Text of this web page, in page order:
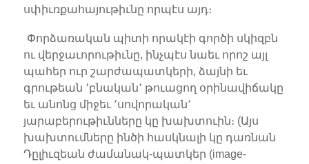
սփիւռքահայութիւնը որպէս այդ։
Փորձառական պիտի որակէի գործի սկիզբն
ու վերջաւորութիւնը, ինչպէս նաեւ որոշ այլ
պահեր ուր շարժապատկերի, ձայնի եւ
գրութեան ՚բնական՚ թուացող օրինավիճակը
եւ անոնց միջեւ ՚սովորական՚
յարաբերութիւնները կը խախտուին։ (Այս
խախտումները ինծի հասկնալի կը դառնան
Դըլիւզեան ժամանակ-պատկեր (image-